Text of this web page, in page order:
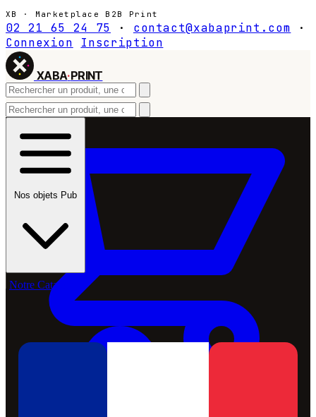
XB · Marketplace B2B Print
02 21 65 24 75 · contact@xabaprint.com
·
Connexion
Inscription
XABA·PRINT
Nos objets Pub
Notre Catalogue